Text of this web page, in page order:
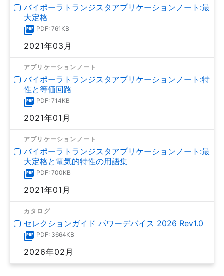
バイポーラトランジスタアプリケーションノート:最
大定格
PDF: 761KB
2021年03月
アプリケーションノート
バイポーラトランジスタアプリケーションノート:特
性と等価回路
PDF: 714KB
2021年01月
アプリケーションノート
バイポーラトランジスタアプリケーションノート:最
大定格と電気的特性の用語集
PDF: 700KB
2021年01月
カタログ
セレクションガイド パワーデバイス 2026 Rev1.0
PDF: 3664KB
2026年02月